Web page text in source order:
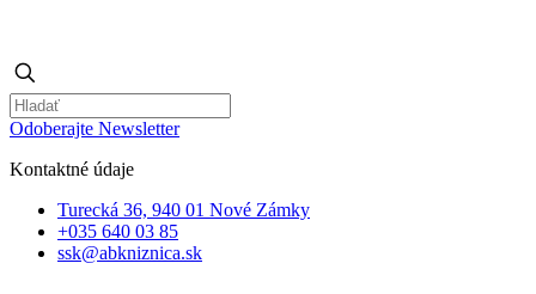
Odoberajte Newsletter
Kontaktné údaje
Turecká 36, 940 01 Nové Zámky
+035 640 03 85
ssk@abkniznica.sk